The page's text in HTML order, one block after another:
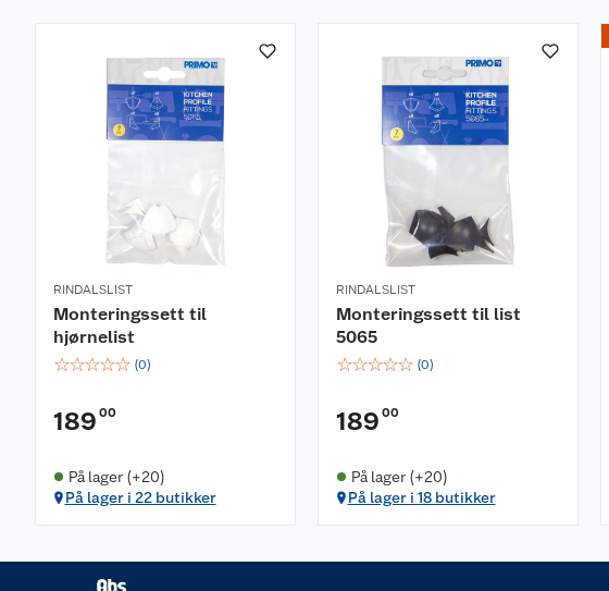
RINDALSLIST
Monteringssett til
hjørnelist
☆☆☆☆☆ (0)
189 00
På lager (+20)
På lager i 22 butikker
RINDALSLIST
Monteringssett til list
5065
☆☆☆☆☆ (0)
189 00
På lager (+20)
På lager i 18 butikker